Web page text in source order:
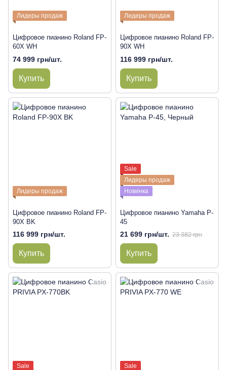
Лидеры продаж
Цифровое пианино Roland FP-
60X WH
74 999 грн/шт.
Купить
Лидеры продаж
Цифровое пианино Roland FP-
90X WH
116 999 грн/шт.
Купить
Лидеры продаж
Цифровое пианино Roland FP-
90X BK
116 999 грн/шт.
Купить
Sale
Лидеры продаж
Новинка
Цифровое пианино Yamaha P-
45
21 699 грн/шт. 23 382 грн
Купить
Sale Sale